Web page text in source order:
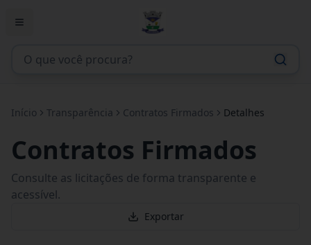
Início Transparência Contratos Firmados Detalhes
Contratos Firmados
Consulte as licitações de forma transparente e
acessível.
Exportar